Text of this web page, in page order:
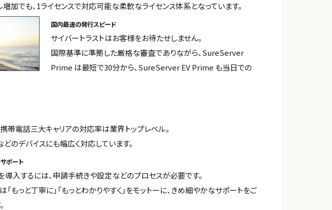
加でも、1ライセンスで対応可能な柔軟なライセンス体系となっています。
国内最速の発行スピード
サイバートラストはお客様をお待たせしません。
国際基準に準拠した厳格な審査でありながら、SureServer
Prime は最短で30分から、SureServer EV Prime も当日での
帯電話三大キャリアの対応率は業界トップレベル。
のデバイスにも幅広く対応しています。
ポート
入するには、申請手続きや設定などのプロセスが必要です。
「もっと丁寧に」「もっとわかりやすく」をモットーに、きめ細やかなサポートをご